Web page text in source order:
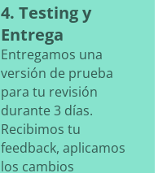
4. Testing y
Entrega
Entregamos una
versión de prueba
para tu revisión
durante 3 días.
Recibimos tu
feedback, aplicamos
los cambios